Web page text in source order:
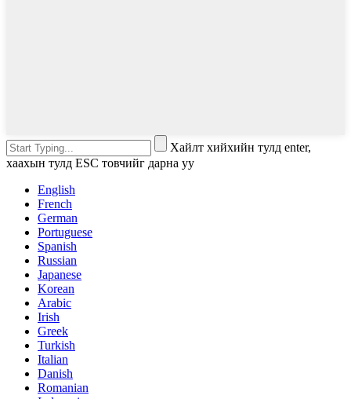
Хайлт хийхийн тулд enter,
хаахын тулд ESC товчийг дарна уу
English
French
German
Portuguese
Spanish
Russian
Japanese
Korean
Arabic
Irish
Greek
Turkish
Italian
Danish
Romanian